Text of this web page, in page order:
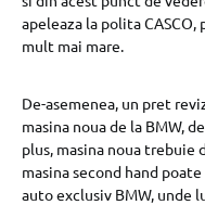
apeleaza la polita
mult mai mare.
De-asemenea, un pret
masina noua de la BMW,
plus, masina noua trebuie
masina second hand
auto exclusiv BMW, unde